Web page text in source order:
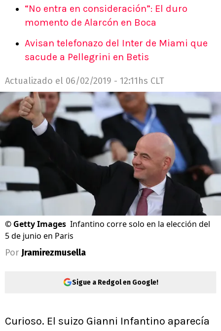
“No entra en consideración”: El duro
momento de Alarcón en Boca
Avisan telefonazo del Inter de Miami que
sacude a Pellegrini en Betis
Actualizado el 06/02/2019 - 12:11hs CLT
© Getty Images Infantino corre solo en la elección del
5 de junio en Paris
Por Jramirezmusella
Sigue a Redgol en Google!
Curioso. El suizo Gianni Infantino aparecía